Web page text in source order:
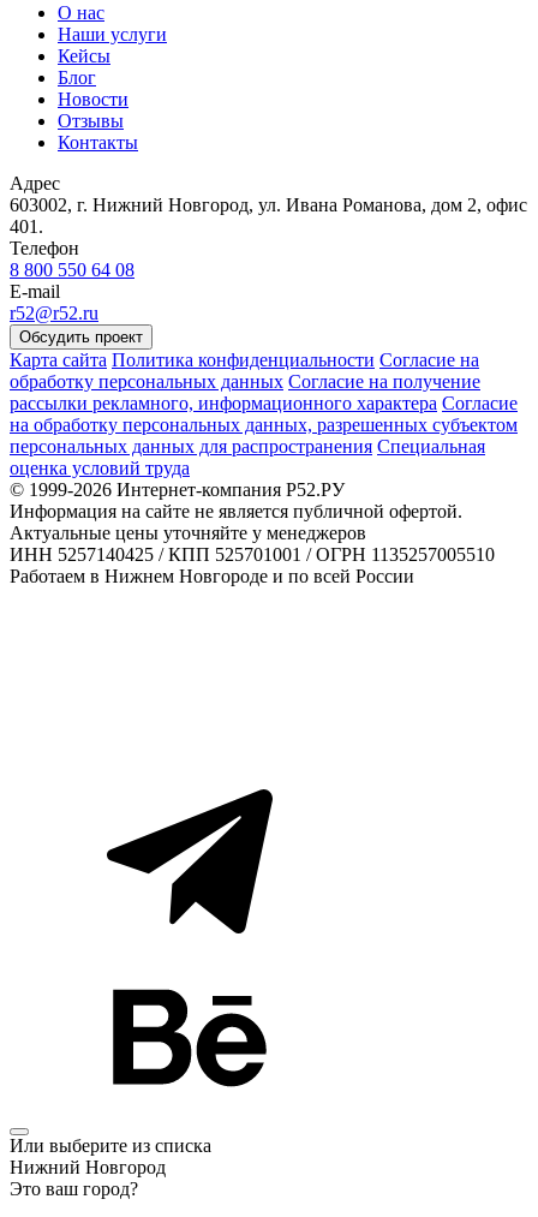
О нас
Наши услуги
Кейсы
Блог
Новости
Отзывы
Контакты
Адрес
603002, г. Нижний Новгород, ул. Ивана Романова, дом 2, офис
401.
Телефон
8 800 550 64 08
E-mail
r52@r52.ru
Обсудить проект
Карта сайта Политика конфиденциальности Согласие на
обработку персональных данных Согласие на получение
рассылки рекламного, информационного характера Согласие
на обработку персональных данных, разрешенных субъектом
персональных данных для распространения Специальная
оценка условий труда
© 1999-2026 Интернет-компания Р52.РУ
Информация на сайте не является публичной офертой.
Актуальные цены уточняйте у менеджеров
ИНН 5257140425 / КПП 525701001 / ОГРН 1135257005510
Работаем в Нижнем Новгороде и по всей России
Или выберите из списка
Нижний Новгород
Это ваш город?